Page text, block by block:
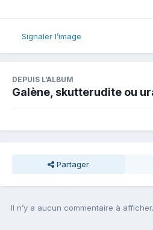
Signaler l’image
DEPUIS L’ALBUM
Galène, skutterudite ou
Partager
Il n’y a aucun commentaire à afficher.